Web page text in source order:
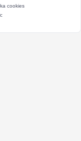
cookies